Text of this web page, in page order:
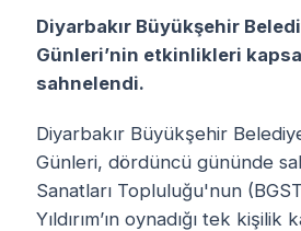
Diyarbakır Büyükşehir
Günleri’nin etkinlikleri
sahnelendi.
Diyarbakır Büyükşehir
Günleri, dördüncü gününde
Sanatları Topluluğu'nun
Yıldırım’ın oynadığı tek